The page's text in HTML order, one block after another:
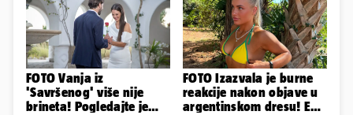
FOTO Vanja iz
'Savršenog' više nije
brineta! Pogledajte je
FOTO Izazvala je burne
reakcije nakon objave u
argentinskom dresu! Evo